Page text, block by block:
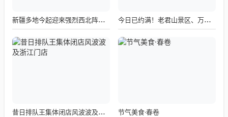
新疆多地今起迎来强烈西北阵风，风口风力高达12-13级 今日已约满！老君山景区、万岁山武侠城发布最新公告
昔日排队王集体闭店风波波及浙江门店 节气美食·春卷